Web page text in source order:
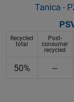
Tanica -
Recycled
total
Post-
consumer
recycled
50% --